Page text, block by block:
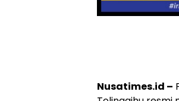
Nusatimes.id –